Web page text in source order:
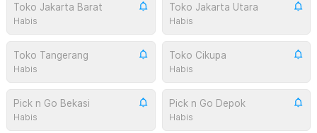
Toko Jakarta Barat
Habis
Toko Jakarta Utara
Habis
Toko Tangerang
Habis
Toko Cikupa
Habis
Pick n Go Bekasi
Habis
Pick n Go Depok
Habis